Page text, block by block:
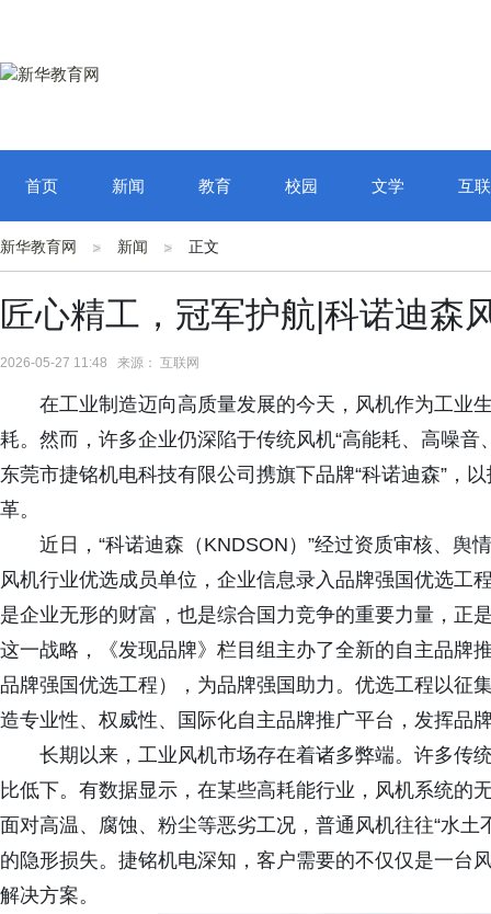
首页 新闻 教育 校园 文学 互
新华教育网 新闻 正文
匠心精工，冠军护航|科诺迪森
2026-05-27 11:48 来源： 互联网
在工业制造迈向高质量发展的今天，风机作为工业
耗。然而，许多企业仍深陷于传统风机“高能耗、高噪
东莞市捷铭机电科技有限公司携旗下品牌“科诺迪森”，
革。
近日，“科诺迪森（KNDSON）”经过资质审核、舆
风机行业优选成员单位，企业信息录入品牌强国优选工
是企业无形的财富，也是综合国力竞争的重要力量，正
这一战略，《发现品牌》栏目组主办了全新的自主品
品牌强国优选工程），为品牌强国助力。优选工程以征
造专业性、权威性、国际化自主品牌推广平台，发挥品
长期以来，工业风机市场存在着诸多弊端。许多传
比低下。有数据显示，在某些高耗能行业，风机系统的
面对高温、腐蚀、粉尘等恶劣工况，普通风机往往“水
的隐形损失。捷铭机电深知，客户需要的不仅仅是一台
解决方案。